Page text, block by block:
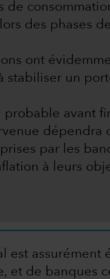
de
des phases de
ont
stabiliser un
avant
dépendra
par les
à leurs
est assurément
et de banques